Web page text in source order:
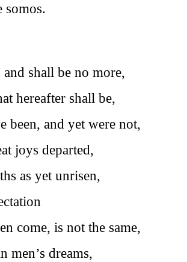
somos.
shall be no more,
hereafter shall be,
been, and yet were not,
joys departed,
as yet unrisen,
come, is not the same,
men’s dreams,